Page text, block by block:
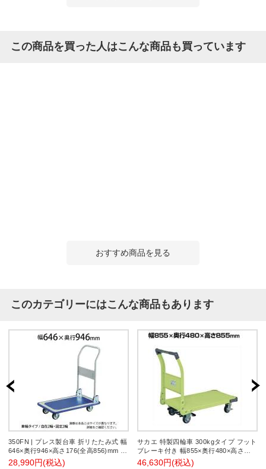
この商品を買った人はこんな商品も買っています
おすすめ商品を見る
このカテゴリーにはこんな商品もあります
350FN | プレス製台車 折リたたみ式 幅
646×奥行946×高さ176(全高856)mm ト
ラスコ中山 (TRUSCO) / 440-8748
28,990円(税込)
サカエ 特製四輪車 300kgタイプ フット
ブレーキ付き 幅855×奥行480×高さ
855mm TAN-22BR
46,630円(税込)